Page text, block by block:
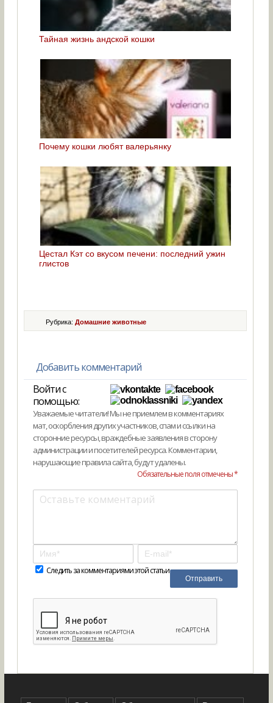
Тайная жизнь андской кошки
Почему кошки любят валерьянку
Цестал Кэт со вкусом печени: последний ужин
глистов
Рубрика:Домашние животные
Добавить комментарий
Войти с
помощью:
Уважаемые читатели! Мы не приемлем в комментариях
мат, оскорбления других участников, спам и ссылки на
сторонние ресурсы, враждебные заявления в сторону
администрации и посетителей ресурса. Комментарии,
нарушающие правила сайта, будут удалены.
Обязательные поля отмечены *
Следить за комментариями этой статьи